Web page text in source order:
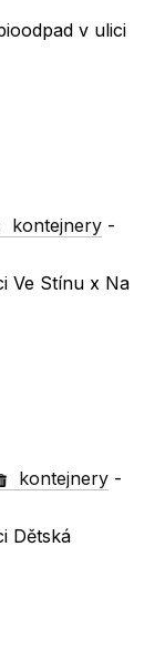
v ulici
kontejnery -
Ve Stínu x Na
kontejnery -
Dětská